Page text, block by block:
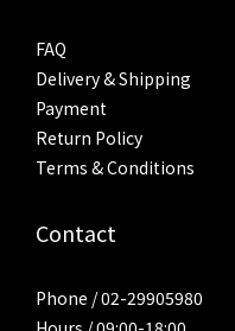
FAQ
Delivery & Shipping
Payment
Return Policy
Terms & Conditions
Contact
Phone / 02-29905980